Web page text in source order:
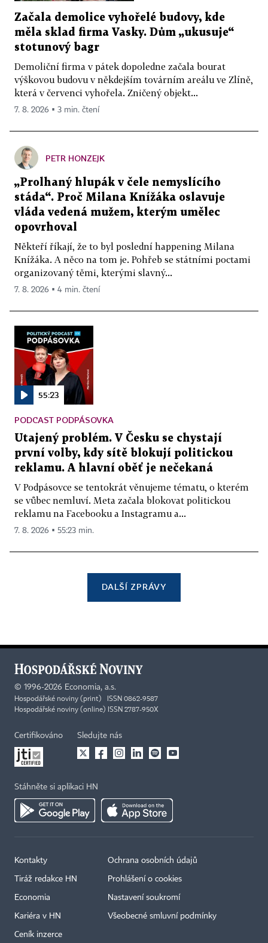
Začala demolice vyhořelé budovy, kde
měla sklad firma Vasky. Dům „ukusuje“
stotunový bagr
Demoliční firma v pátek dopoledne začala bourat
výškovou budovu v někdejším továrním areálu ve Zlíně,
která v červenci vyhořela. Zničený objekt...
7. 8. 2026 ▪ 3 min. čtení
PETR HONZEJK
„Prolhaný hlupák v čele nemyslícího
stáda“. Proč Milana Knížáka oslavuje
vláda vedená mužem, kterým umělec
opovrhoval
Někteří říkají, že to byl poslední happening Milana
Knížáka. A něco na tom je. Pohřeb se státními poctami
organizovaný těmi, kterými slavný...
7. 8. 2026 ▪ 4 min. čtení
55:23
PODCAST PODPÁSOVKA
Utajený problém. V Česku se chystají
první volby, kdy sítě blokují politickou
reklamu. A hlavní oběť je nečekaná
V Podpásovce se tentokrát věnujeme tématu, o kterém
se vůbec nemluví. Meta začala blokovat politickou
reklamu na Facebooku a Instagramu a...
7. 8. 2026 ▪ 55:23 min.
DALŠÍ ZPRÁVY
© 1996-2026 Economia, a.s.
Hospodářské noviny (print) ISSN 0862-9587
Hospodářské noviny (online) ISSN 2787-950X
Certifikováno Sledujte nás
Stáhněte si aplikaci HN
Kontakty
Tiráž redakce HN
Economia
Kariéra v HN
Ceník inzerce
Ochrana osobních údajů
Prohlášení o cookies
Nastavení soukromí
Všeobecné smluvní podmínky